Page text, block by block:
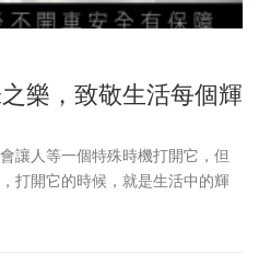
樂，致敬生活每個輝
讓人等一個特殊時機打開它，但
打開它的時候，就是生活中的輝
（Hennessy）巔峰之作——百樂